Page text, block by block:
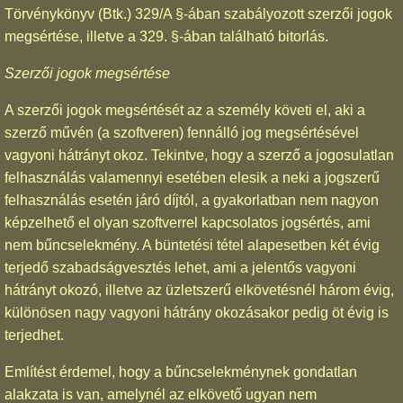
Törvénykönyv (Btk.) 329/A §-ában szabályozott szerzői jogok
megsértése, illetve a 329. §-ában található bitorlás.
Szerzői jogok megsértése
A szerzői jogok megsértését az a személy követi el, aki a
szerző művén (a szoftveren) fennálló jog megsértésével
vagyoni hátrányt okoz. Tekintve, hogy a szerző a jogosulatlan
felhasználás valamennyi esetében elesik a neki a jogszerű
felhasználás esetén járó díjtól, a gyakorlatban nem nagyon
képzelhető el olyan szoftverrel kapcsolatos jogsértés, ami
nem bűncselekmény. A büntetési tétel alapesetben két évig
terjedő szabadságvesztés lehet, ami a jelentős vagyoni
hátrányt okozó, illetve az üzletszerű elkövetésnél három évig,
különösen nagy vagyoni hátrány okozásakor pedig öt évig is
terjedhet.
Említést érdemel, hogy a bűncselekménynek gondatlan
alakzata is van, amelynél az elkövető ugyan nem